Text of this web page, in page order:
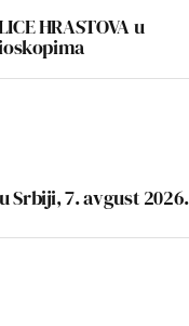
HRASTOVA u
Srbiji, 7. avgust 2026.